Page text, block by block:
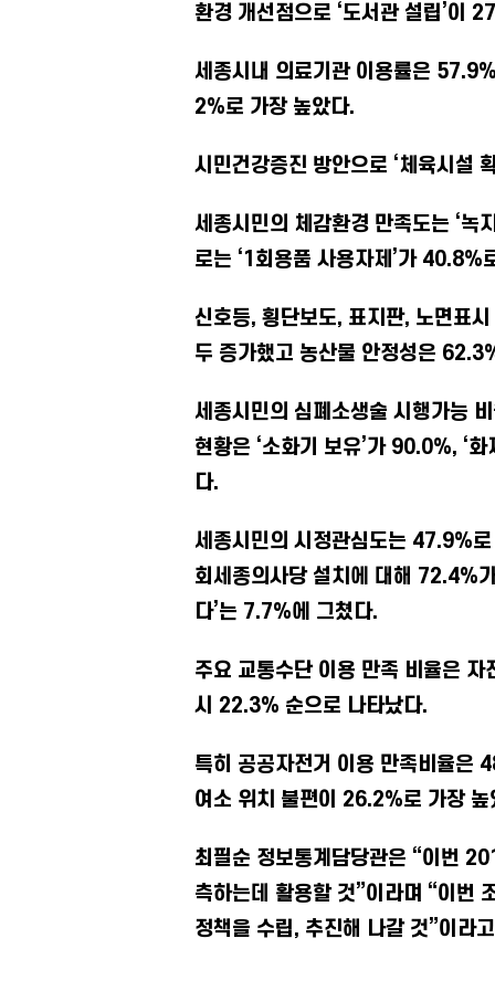
환경 개선점으로 ‘도서관 설립’이
세종시내 의료기관 이용률은
2%로 가장 높았다.
시민건강증진 방안으로 ‘체육시설
세종시민의 체감환경 만족도는 ‘
로는 ‘1회용품 사용자제’가 40.8%
신호등, 횡단보도, 표지판, 노면표
두 증가했고 농산물 안정성은
세종시민의 심폐소생술 시행가능
현황은 ‘소화기 보유’가 90.0%, ‘
다.
세종시민의 시정관심도는 47.9%
회세종의사당 설치에 대해 72.4%
다’는 7.7%에 그쳤다.
주요 교통수단 이용 만족 비율은
시 22.3% 순으로 나타났다.
특히 공공자전거 이용 만족비율은
여소 위치 불편이 26.2%로 가장 높
최필순 정보통계담당관은 “이번
측하는데 활용할 것”이라며 “이번
정책을 수립, 추진해 나갈 것”이라